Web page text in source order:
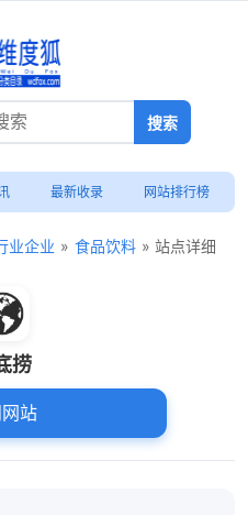
最新收录 网站排行榜
业企业 » 食品饮料 » 站点详细
捞
站